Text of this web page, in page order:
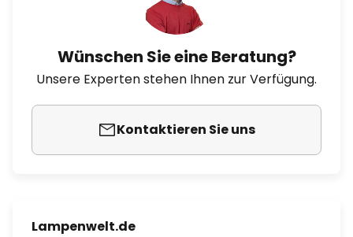
Wünschen Sie eine Beratung?
Unsere Experten stehen Ihnen zur Verfügung.
Kontaktieren Sie uns
Lampenwelt.de